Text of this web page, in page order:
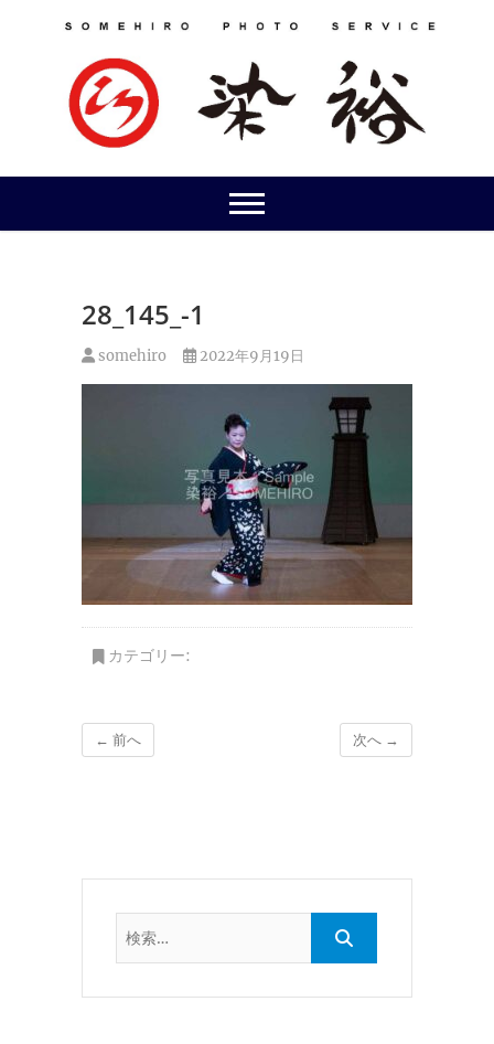
28_145_-1
somehiro 2022年9月19日
カテゴリー:
← 前へ 次へ →